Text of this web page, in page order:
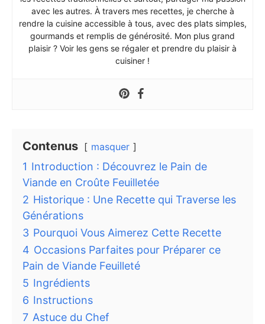
avec les autres. À travers mes recettes, je cherche à
rendre la cuisine accessible à tous, avec des plats simples,
gourmands et remplis de générosité. Mon plus grand
plaisir ? Voir les gens se régaler et prendre du plaisir à
cuisiner !
Contenus masquer
1 Introduction : Découvrez le Pain de
Viande en Croûte Feuilletée
2 Historique : Une Recette qui Traverse les
Générations
3 Pourquoi Vous Aimerez Cette Recette
4 Occasions Parfaites pour Préparer ce
Pain de Viande Feuilleté
5 Ingrédients
6 Instructions
7 Astuce du Chef